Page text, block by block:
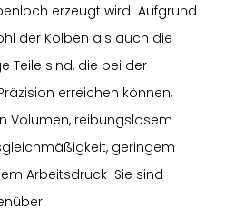
erzeugt wird Aufgrund
der Kolben als auch die
Teile sind, die bei der
erreichen können,
Volumen, reibungslosem
geringem
Arbeitsdruck Sie sind